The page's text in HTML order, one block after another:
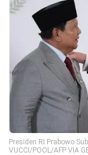
Copyright
Beranda
Indonesia
All
Right
Reserved
Presiden RI Prabowo
VUCCI/POOL/AFP VIA